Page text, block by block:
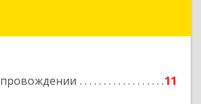
11
обл, Лыткарино г.о.,
Подробнее